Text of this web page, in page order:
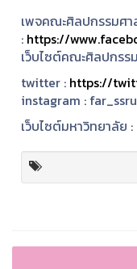
เพจคณะศิลปกรรมศ
: https://
เว็บไซต์คณะศิลปกรร
twitter : https://
instagram :
เว็บไซต์มหาวิทยาลัย :